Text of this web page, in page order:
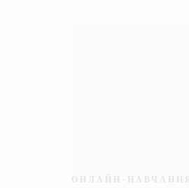
ОНЛАЙН-НАВЧАННЯ